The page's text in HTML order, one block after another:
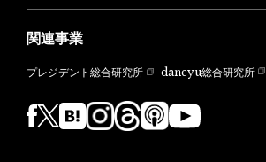
関連事業
プレジデント総合研究所 dancyu総合研究所